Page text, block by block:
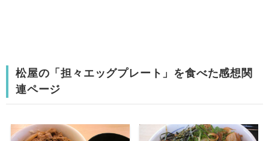
松屋の「担々エッグプレート」を食べた感想関
連ページ